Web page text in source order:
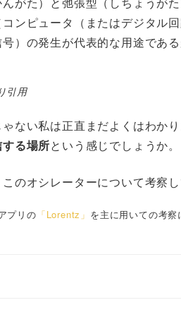
ンピュータ（またはデジタル
）の発生が代表的な用途であ
引用
ない私は正直まだよくはわか
る場所という感じでしょうか。
のオシレーターについて考察し
プリの 「Lorentz」 を主に用いての考察